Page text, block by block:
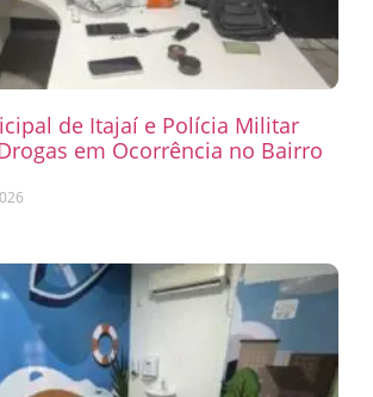
de Itajaí e Polícia Militar
em Ocorrência no Bairro